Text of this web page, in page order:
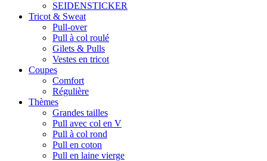
SEIDENSTICKER
Tricot & Sweat
Pull-over
Pull à col roulé
Gilets & Pulls
Vestes en tricot
Coupes
Comfort
Régulière
Thèmes
Grandes tailles
Pull avec col en V
Pull à col rond
Pull en coton
Pull en laine vierge